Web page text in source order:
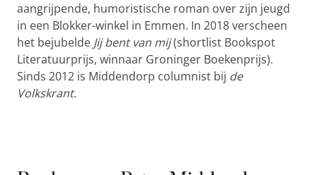
aangrijpende, humoristische roman over zijn jeugd
in een Blokker-winkel in Emmen. In 2018 verscheen
het bejubelde Jij bent van mij(shortlist Bookspot
Literatuurprijs, winnaar Groninger Boekenprijs).
Sinds 2012 is Middendorp columnist bij de
Volkskrant.